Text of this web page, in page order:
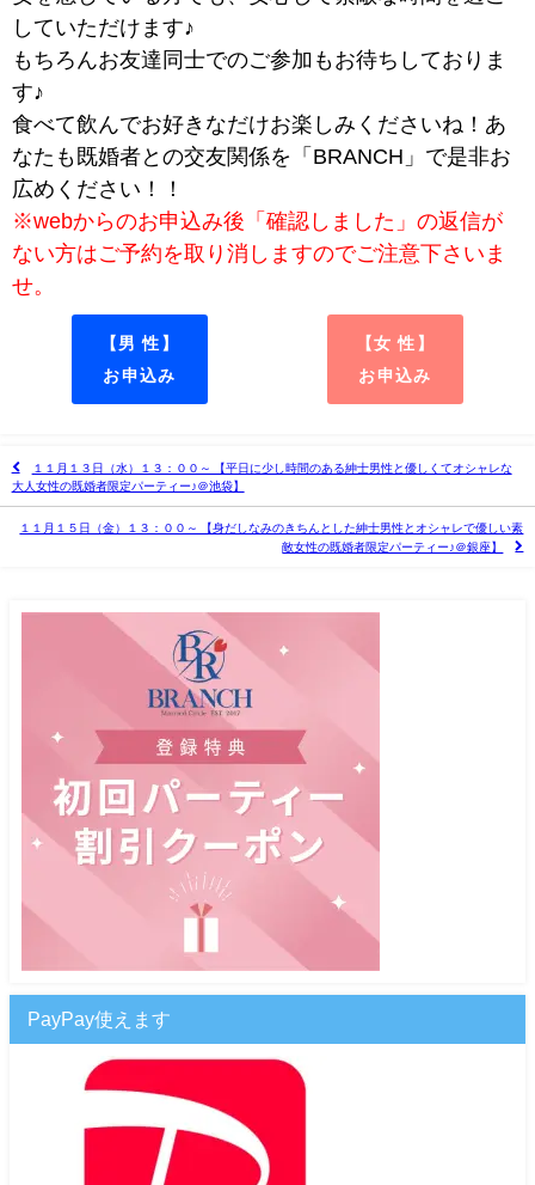
していただけます♪
もちろんお友達同士でのご参加もお待ちしておりま
す♪
食べて飲んでお好きなだけお楽しみくださいね！あ
なたも既婚者との交友関係を「BRANCH」で是非お
広めください！！
※webからのお申込み後「確認しました」の返信が
ない方はご予約を取り消しますのでご注意下さいま
せ。
【男 性】
お申込み
【女 性】
お申込み
１１月１３日（水）１３：００～ 【平日に少し時間のある紳士男性と優しくてオシャレな
大人女性の既婚者限定パーティー♪＠池袋】
１１月１５日（金）１３：００～ 【身だしなみのきちんとした紳士男性とオシャレで優しい素
敵女性の既婚者限定パーティー♪＠銀座】
PayPay使えます